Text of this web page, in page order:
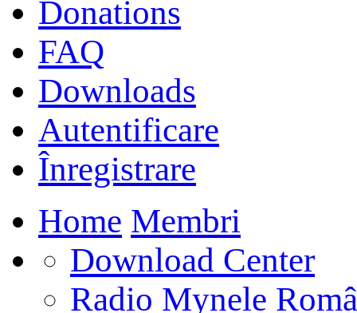
Donations
FAQ
Downloads
Autentificare
Înregistrare
Home Membri
Download Center
Radio Mynele